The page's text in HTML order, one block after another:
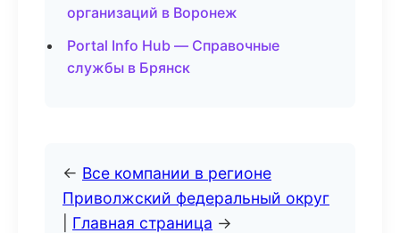
организаций в Воронеж
Portal Info Hub — Справочные
службы в Брянск
← Все компании в регионе
Приволжский федеральный округ
Главная страница →